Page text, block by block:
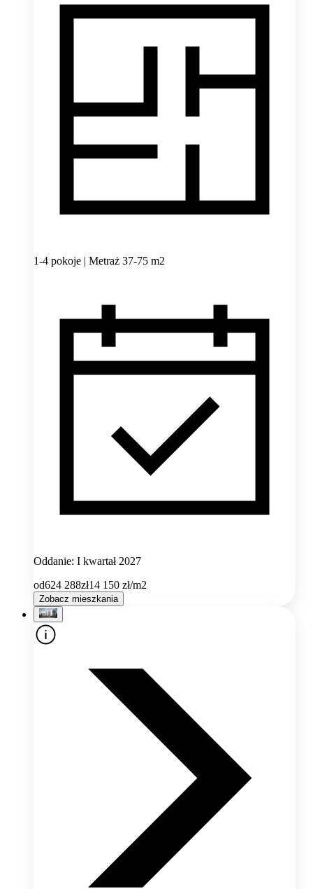
1-4 pokoje | Metraż 37-75 m2
Oddanie: I kwartał 2027
od624 288zł14 150 zł/m2
Zobacz mieszkania